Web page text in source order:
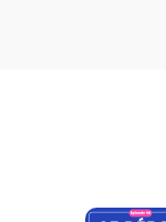
d'emploi,